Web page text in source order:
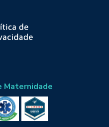
Maternidade